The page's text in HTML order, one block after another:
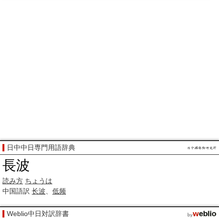
日中中日専門用語辞典
長波
読み方 ちょうは
中国語訳 长波 低频
Weblio中日対訳辞書